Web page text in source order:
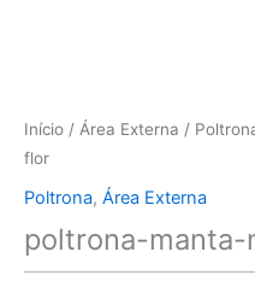
Início / Área Externa /
flor
Poltrona, Área Externa
poltrona-